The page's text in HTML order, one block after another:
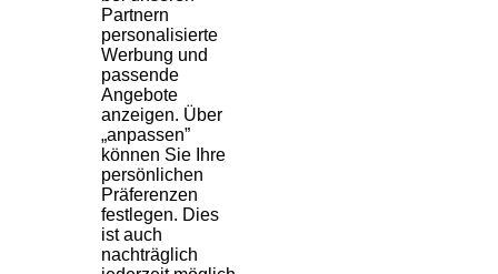
Partnern
personalisierte
Werbung und
passende
Angebote
anzeigen. Über
„anpassen”
können Sie Ihre
persönlichen
Präferenzen
festlegen. Dies
ist auch
nachträglich